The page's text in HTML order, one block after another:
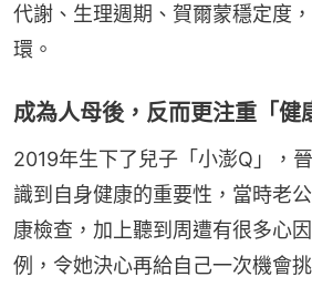
代謝、生理週期、賀爾蒙穩定度
環。
成為人母後，反而更注重「健
2019年生下了兒子「小澎Q」，
識到自身健康的重要性，當時老
康檢查，加上聽到周遭有很多心
例，令她決心再給自己一次機會